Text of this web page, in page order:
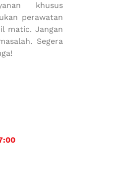
khusus
perawatan
matic. Jangan
Segera